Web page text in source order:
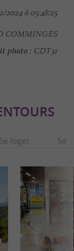
2024 à 05:48:25
COMMINGES
photo : CDT31
Se loger Se